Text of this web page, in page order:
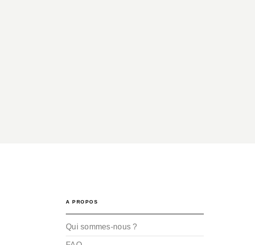
A PROPOS
Qui sommes-nous ?